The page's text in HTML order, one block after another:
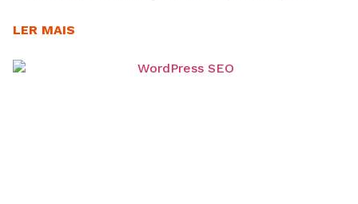
alcance e engajamento. Mas o que exatamente é
conjunto entre dois ou mais perfis, onde cada parte
LER MAIS